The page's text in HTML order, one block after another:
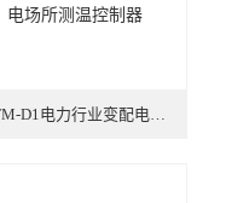
ARTM-D1电力行业变配电场所测温控制器